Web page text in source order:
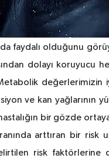
faydalı olduğunu
dolayı koruyucu
değerlerimizin
ve kan yağlarının
bir gözde
arttıran bir risk
risk faktörlerine